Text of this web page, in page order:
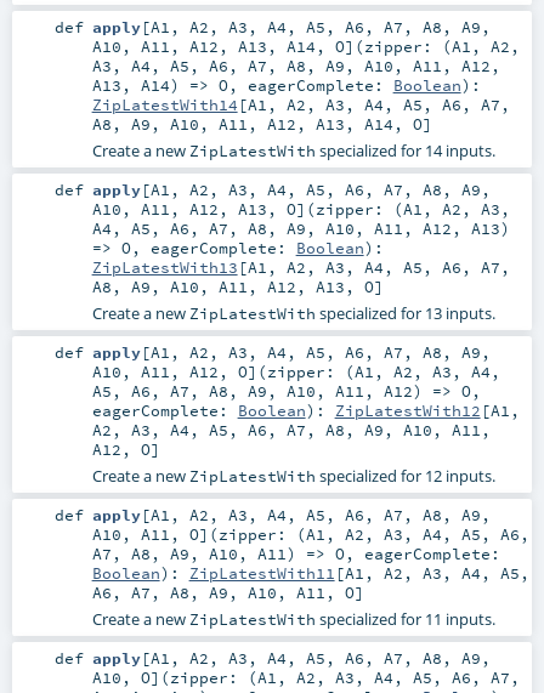
def apply[A1 , A2 , A3 , A4 , A5 , A6 , A7 , A8 , A9 ,
A10 , A11 , A12 , A13 , A14 , O] (zipper: (A1 , A2 ,
A3 , A4 , A5 , A6 , A7 , A8 , A9 , A10 , A11 , A12 ,
A13 , A14) => O, eagerComplete: Boolean) :
ZipLatestWith14 [A1 , A2 , A3 , A4 , A5 , A6 , A7 ,
A8 , A9 , A10 , A11 , A12 , A13 , A14 , O]
Create a new ZipLatestWith specialized for 14 inputs.
def apply[A1 , A2 , A3 , A4 , A5 , A6 , A7 , A8 , A9 ,
A10 , A11 , A12 , A13 , O] (zipper: (A1 , A2 , A3 ,
A4 , A5 , A6 , A7 , A8 , A9 , A10 , A11 , A12 , A13)
=> O, eagerComplete: Boolean) :
ZipLatestWith13 [A1 , A2 , A3 , A4 , A5 , A6 , A7 ,
A8 , A9 , A10 , A11 , A12 , A13 , O]
Create a new ZipLatestWith specialized for 13 inputs.
def apply[A1 , A2 , A3 , A4 , A5 , A6 , A7 , A8 , A9 ,
A10 , A11 , A12 , O] (zipper: (A1 , A2 , A3 , A4 ,
A5 , A6 , A7 , A8 , A9 , A10 , A11 , A12) => O,
eagerComplete: Boolean) : ZipLatestWith12 [A1 ,
A2 , A3 , A4 , A5 , A6 , A7 , A8 , A9 , A10 , A11 ,
A12 , O]
Create a new ZipLatestWith specialized for 12 inputs.
def apply[A1 , A2 , A3 , A4 , A5 , A6 , A7 , A8 , A9 ,
A10 , A11 , O] (zipper: (A1 , A2 , A3 , A4 , A5 , A6 ,
A7 , A8 , A9 , A10 , A11) => O, eagerComplete:
Boolean) : ZipLatestWith11 [A1 , A2 , A3 , A4 , A5 ,
A6 , A7 , A8 , A9 , A10 , A11 , O]
Create a newZipLatestWith specialized for 11 inputs.
def apply[A1 , A2 , A3 , A4 , A5 , A6 , A7 , A8 , A9 ,
A10 , O] (zipper: (A1 , A2 , A3 , A4 , A5 , A6 , A7 ,